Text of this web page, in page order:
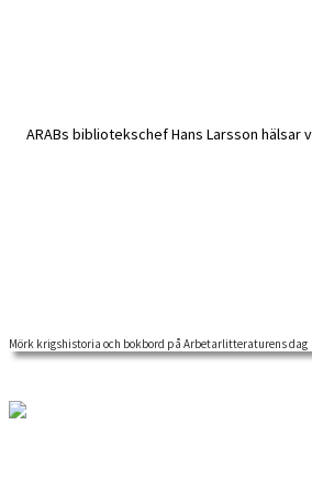
Ett sjuttiotal personer pratade
Mörk krigshistoria och bokbord på Arbetarlitteraturens dag